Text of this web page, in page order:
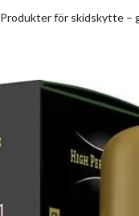
Produkter för skidskytte –